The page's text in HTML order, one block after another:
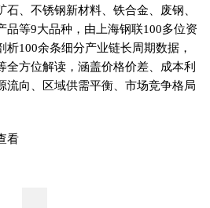
、不锈钢新材料、铁合金、废钢、
品等9大品种，由上海钢联100多位资
100余条细分产业链长周期数据，
全方位解读，涵盖价格价差、成本利
流向、区域供需平衡、市场竞争格局
看